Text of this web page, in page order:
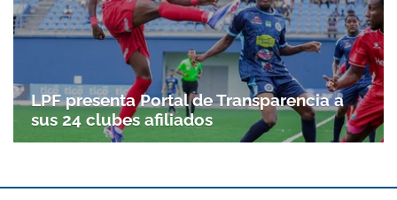
LPF presenta Portal de Transparencia a
sus 24 clubes afiliados